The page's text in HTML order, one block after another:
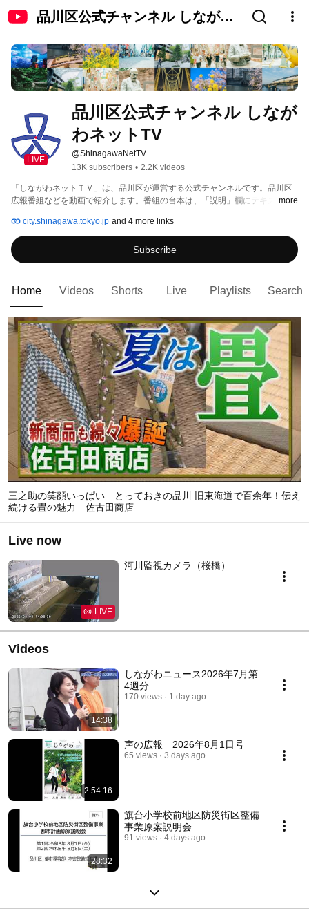
品川区公式チャンネル しながわ
LIVE
品川区公式チャンネル しなが
わネットTV
@ShinagawaNetTV
13K subscribers • 2.2K videos
「しながわネットＴＶ」は、品川区が運営する公式チャンネルです。品川区
広報番組などを動画で紹介します。番組の台本は、「説明」欄にテキストで
...more
city.shinagawa.tokyo.jp and 4 more links
Subscribe
Home Videos Shorts Live Playlists Search
三之助の笑顔いっぱい とっておきの品川 旧東海道で百余年！伝え
続ける畳の魅力 佐古田商店
Live now
LIVE
河川監視カメラ（桜橋）
Videos
14:38
しながわニュース2026年7月第
4週分
170 views 1 day ago
2:54:16
声の広報 2026年8月1日号
65 views 3 days ago
28:32
旗台小学校前地区防災街区整備
事業原案説明会
91 views 4 days ago